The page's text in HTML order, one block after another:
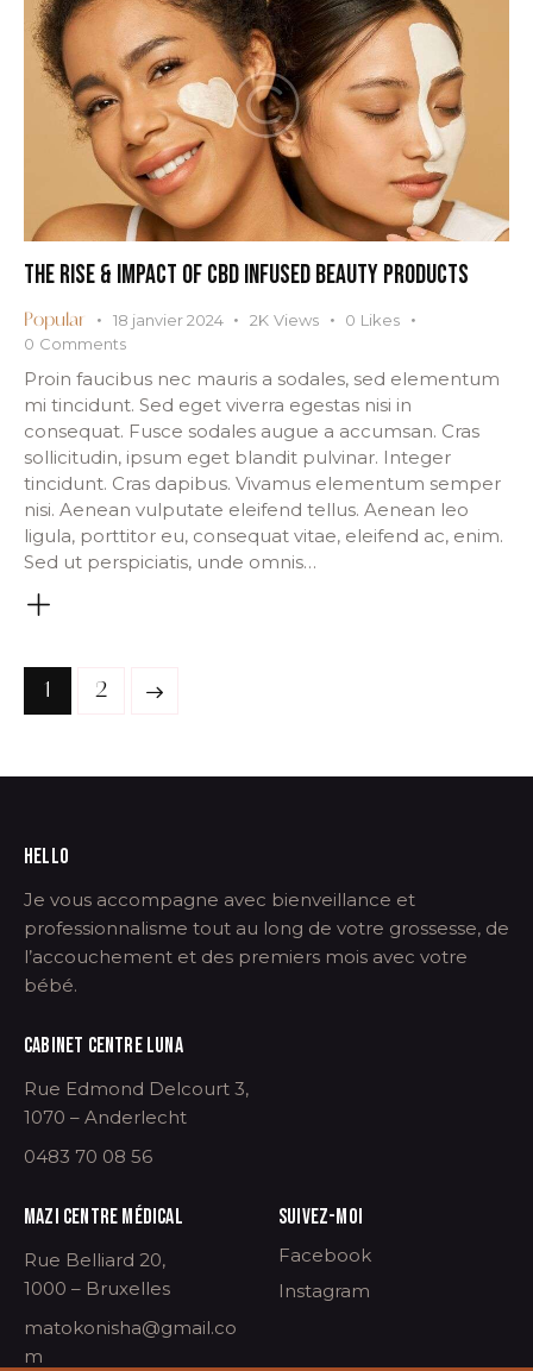
THE RISE & IMPACT OF CBD INFUSED BEAUTY PRODUCTS
Popular 18 janvier 2024 2K Views 0 Likes
0 Comments
Proin faucibus nec mauris a sodales, sed elementum
mi tincidunt. Sed eget viverra egestas nisi in
consequat. Fusce sodales augue a accumsan. Cras
sollicitudin, ipsum eget blandit pulvinar. Integer
tincidunt. Cras dapibus. Vivamus elementum semper
nisi. Aenean vulputate eleifend tellus. Aenean leo
ligula, porttitor eu, consequat vitae, eleifend ac, enim.
Sed ut perspiciatis, unde omnis…
1 2
HELLO
Je vous accompagne avec bienveillance et
professionnalisme tout au long de votre grossesse, de
l’accouchement et des premiers mois avec votre
bébé.
CABINET CENTRE LUNA
Rue Edmond Delcourt 3,
1070 – Anderlecht
0483 70 08 56
MAZI CENTRE MÉDICAL
Rue Belliard 20,
1000 – Bruxelles
matokonisha@gmail.co
m
SUIVEZ-MOI
Facebook
Instagram